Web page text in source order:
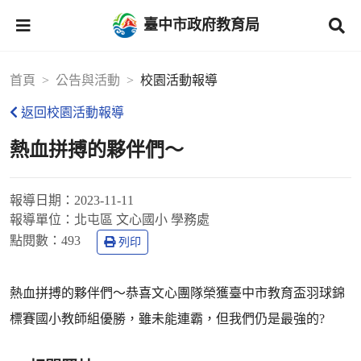
臺中市政府教育局
首頁 公告與活動 校園活動報導
返回校園活動報導
熱血拼搏的夥伴們～
報導日期： 2023-11-11
報導單位： 北屯區 文心國小 學務處
點閱數： 493 列印
熱血拼搏的夥伴們～恭喜文心團隊榮獲臺中市教育盃羽球錦
標賽國小教師組優勝，雖未能連霸，但我們仍是最強的?